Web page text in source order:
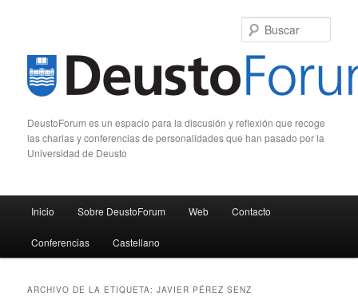
DeustoForum es un espacio para la discusión y reflexión que recoge
las charlas y conferencias de personalidades que han pasado por la
Universidad de Deusto
Ir al contenido principal
Ir al contenido secundario
Inicio Sobre DeustoForum Web Contacto
Conferencias Castellano
ARCHIVO DE LA ETIQUETA:JAVIER PÉREZ SENZ